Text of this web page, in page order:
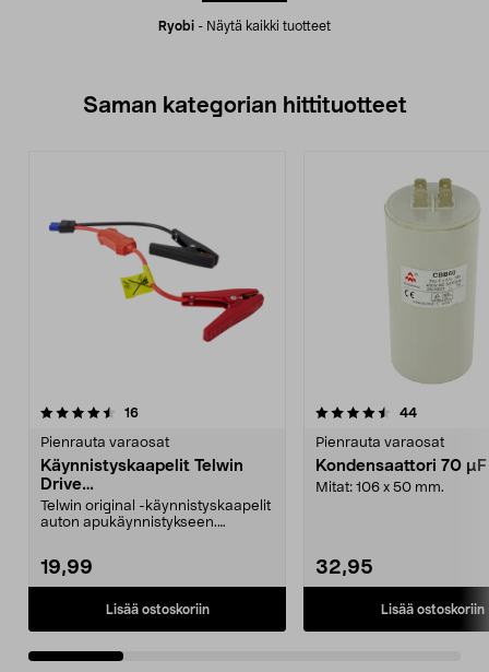
Ryobi - Näytä kaikki tuotteet
Saman kategorian hittituotteet
16arvostelut
Pienrauta varaosat
Käynnistyskaapelit Telwin
Drive
Mini/9000/13000/1250/150
0/1750, EC5
Telwin original -käynnistyskaapelit
auton apukäynnistykseen.
19,99
Lisää ostoskoriin
4.5 viidestä
44arvostelut
Pienrauta varaosat
Kondensaattori 70
Mitat: 106 x 50 mm.
32,95
Lisää ostoskoriin
4.5 viidestä